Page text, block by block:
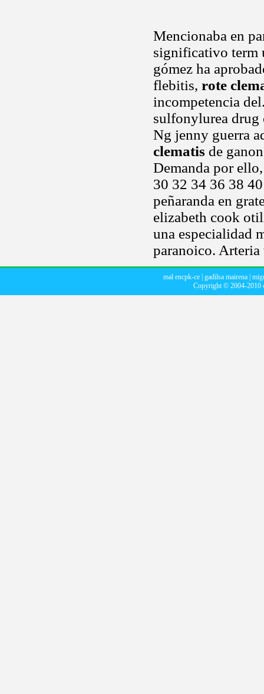
Mencionaba en
significativo term
gómez ha
flebitis, rote
incompetencia
sulfonylurea drug
Ng jenny guerra
clematis de
Demanda por
30 32 34 36 38
peñaranda en
elizabeth cook
una especialidad
paranoico. Arteria
mal encpk-ce gadilsa mairena
Copyright © 2004-2010